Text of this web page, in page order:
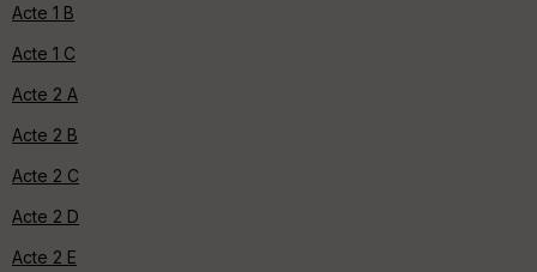
Acte 1 B
Acte 1 C
Acte 2 A
Acte 2 B
Acte 2 C
Acte 2 D
Acte 2 E